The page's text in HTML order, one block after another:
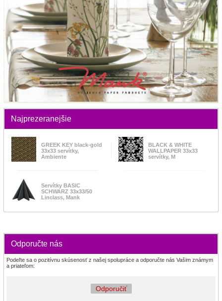
Najprezeranejšie
GREEK KEY black-gold
33x33 servítky,
Ambiente
BLACK & WHITE
WALLPAPER 33x33
servítky, M
Servítky BASIC
SCHWARZ 33x33/50
Linclass, Mank
Odporučte nás
Podeľte sa o pozitívnu skúsenosť z našej spolupráce a odporučte nás Vašim známym
a priateľom:
Odporučiť